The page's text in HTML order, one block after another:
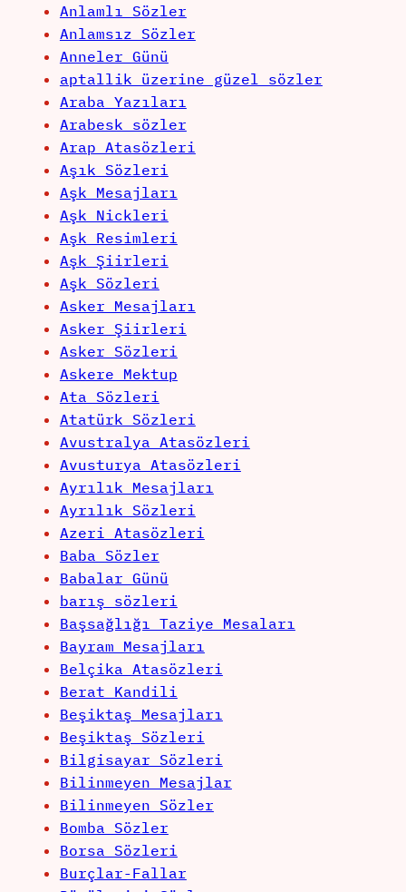
Anlamlı Sözler
Anlamsız Sözler
Anneler Günü
aptallik üzerine güzel sözler
Araba Yazıları
Arabesk sözler
Arap Atasözleri
Aşık Sözleri
Aşk Mesajları
Aşk Nickleri
Aşk Resimleri
Aşk Şiirleri
Aşk Sözleri
Asker Mesajları
Asker Şiirleri
Asker Sözleri
Askere Mektup
Ata Sözleri
Atatürk Sözleri
Avustralya Atasözleri
Avusturya Atasözleri
Ayrılık Mesajları
Ayrılık Sözleri
Azeri Atasözleri
Baba Sözler
Babalar Günü
barış sözleri
Başsağlığı Taziye Mesaları
Bayram Mesajları
Belçika Atasözleri
Berat Kandili
Beşiktaş Mesajları
Beşiktaş Sözleri
Bilgisayar Sözleri
Bilinmeyen Mesajlar
Bilinmeyen Sözler
Bomba Sözler
Borsa Sözleri
Burçlar-Fallar